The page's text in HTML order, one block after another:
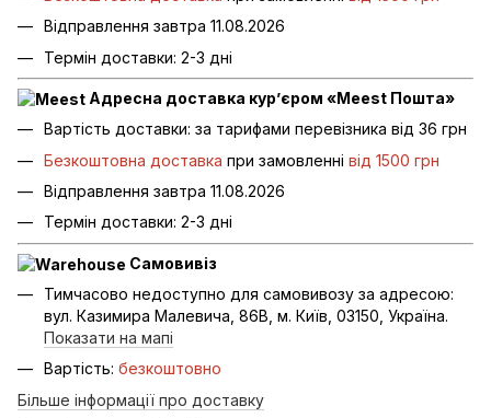
Відправлення завтра 11.08.2026
Термін доставки: 2-3 дні
Адресна доставка кур’єром «Meest Пошта»
Вартість доставки: за тарифами перевізника від 36 грн
Безкоштовна доставка при замовленні від 1500 грн
Відправлення завтра 11.08.2026
Термін доставки: 2-3 дні
Самовивіз
Тимчасово недоступно для самовивозу за адресою:
вул. Казимира Малевича, 86В, м. Київ, 03150, Україна.
Показати на мапі
Вартість: безкоштовно
Більше інформації про доставку